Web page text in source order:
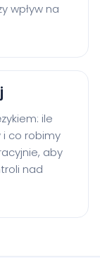
wpływ na
ile
i co robimy
aby
nad